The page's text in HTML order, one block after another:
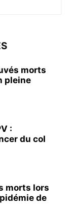
morts
pleine
:
du col
morts lors
de